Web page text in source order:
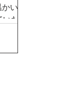
いを
ただ
通う
てく
歩踏